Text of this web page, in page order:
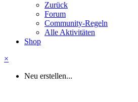
Zurück
Forum
Community-Regeln
Alle Aktivitäten
Shop
×
Neu erstellen...